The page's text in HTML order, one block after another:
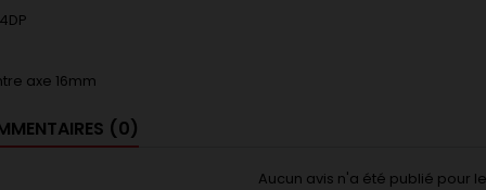
axe 16mm
(0)
Aucun avis n'a été publié pour